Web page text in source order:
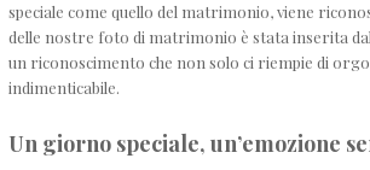
speciale come quello del matrimonio, viene
delle nostre foto di matrimonio è stata inserita
un riconoscimento che non solo ci riempie di
indimenticabile.
Un giorno speciale, un’emozione